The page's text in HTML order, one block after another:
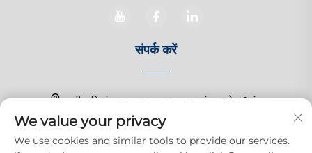
संपर्क करें
चीन, जियांगसू, सूज़हू, शानघु टाउन, ज़हांगचुन रोड, 1 नंबर
+86-15150179453
We value your privacy
We use cookies and similar tools to provide our services.